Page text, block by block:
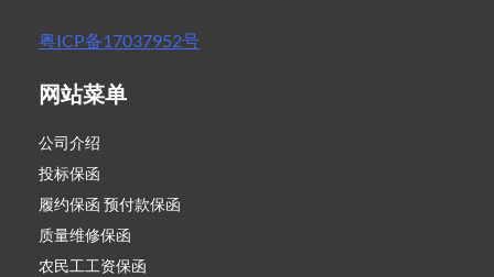
粤ICP备17037952号
网站菜单
公司介绍
投标保函
履约保函 预付款保函
质量维修保函
农民工工资保函